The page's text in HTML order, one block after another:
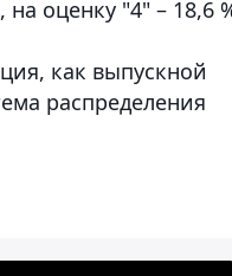
оценку "4" – 18,6
как выпускной
распределения